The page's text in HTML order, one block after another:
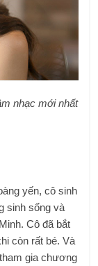
nhạc mới nhất
yến, cô sinh
sinh sống và
Cô đã bắt
còn rất bé. Và
gia chương